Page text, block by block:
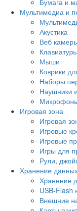
Мультимедиа и
Акустика
Веб
Клавиатуры
Мыши
Коврики
Наборы
Наушники
Игровая зона
Игровая
Игровые
Игровые
Игры для
Рули,
Хранение
Хранение
USB-Flash
Внешние